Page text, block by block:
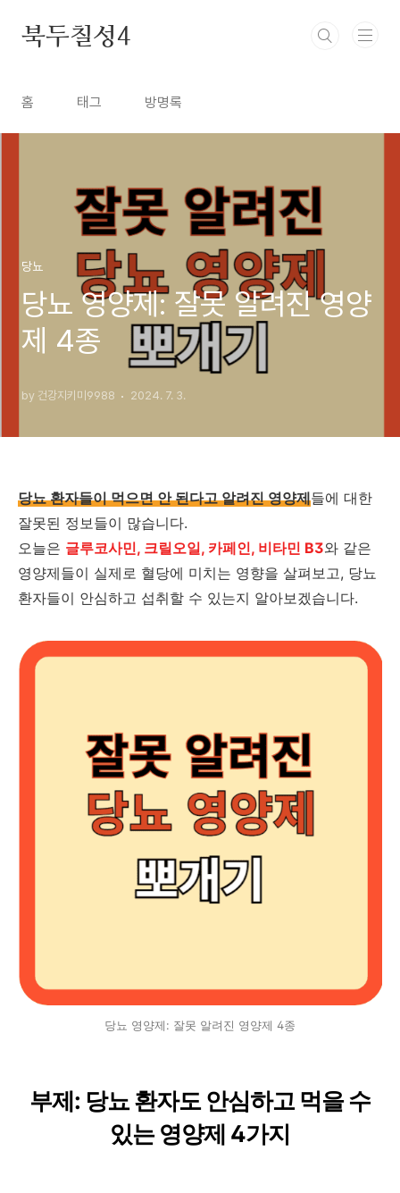
북두칠성4
홈 태그 방명록
당뇨
당뇨 영양제: 잘못 알려진 영양
제 4종
by 건강지키미9988 2024. 7. 3.
당뇨 환자들이 먹으면 안 된다고 알려진 영양제들에 대한
잘못된 정보들이 많습니다.
오늘은 글루코사민, 크릴오일, 카페인, 비타민 B3와 같은
영양제들이 실제로 혈당에 미치는 영향을 살펴보고, 당뇨
환자들이 안심하고 섭취할 수 있는지 알아보겠습니다.
당뇨 영양제: 잘못 알려진 영양제 4종
부제: 당뇨 환자도 안심하고 먹을 수
있는 영양제 4가지